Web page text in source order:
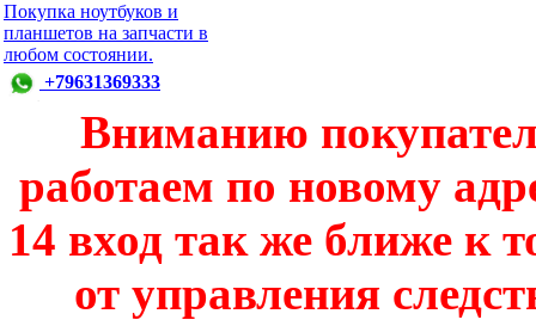
Покупка ноутбуков и
планшетов на запчасти в
любом состоянии.
+79631369333
Вниманию
работаем по новому
14 вход так же ближе к
от управления